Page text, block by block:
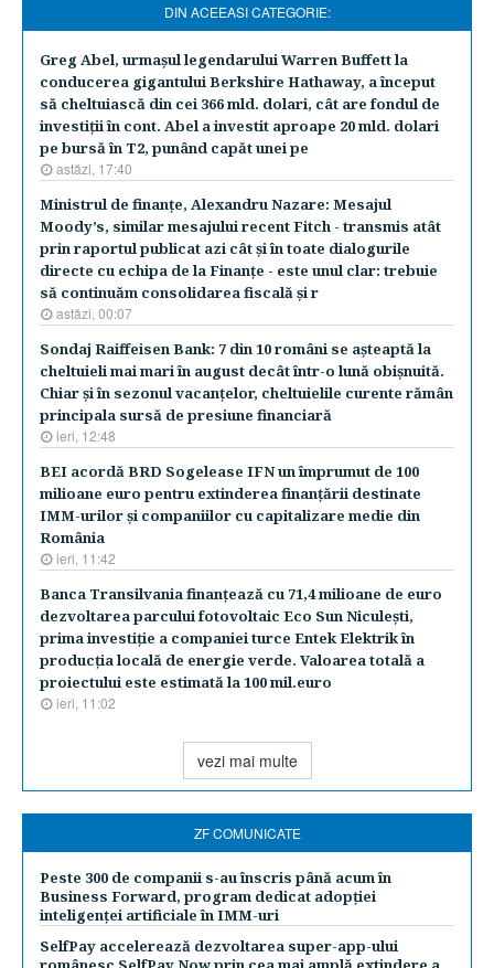
DIN ACEEASI CATEGORIE:
Greg Abel, urmaşul legendarului Warren Buffett la
conducerea gigantului Berkshire Hathaway, a început
să cheltuiască din cei 366 mld. dolari, cât are fondul de
investiţii în cont. Abel a investit aproape 20 mld. dolari
pe bursă în T2, punând capăt unei pe
astăzi, 17:40
Ministrul de finanţe, Alexandru Nazare: Mesajul
Moody’s, similar mesajului recent Fitch - transmis atât
prin raportul publicat azi cât şi în toate dialogurile
directe cu echipa de la Finanţe - este unul clar: trebuie
să continuăm consolidarea fiscală şi r
astăzi, 00:07
Sondaj Raiffeisen Bank: 7 din 10 români se aşteaptă la
cheltuieli mai mari în august decât într-o lună obişnuită.
Chiar şi în sezonul vacanţelor, cheltuielile curente rămân
principala sursă de presiune financiară
ieri, 12:48
BEI acordă BRD Sogelease IFN un împrumut de 100
milioane euro pentru extinderea finanţării destinate
IMM-urilor şi companiilor cu capitalizare medie din
România
ieri, 11:42
Banca Transilvania finanţează cu 71,4 milioane de euro
dezvoltarea parcului fotovoltaic Eco Sun Niculeşti,
prima investiţie a companiei turce Entek Elektrik în
producţia locală de energie verde. Valoarea totală a
proiectului este estimată la 100 mil.euro
ieri, 11:02
vezi mai multe
ZF COMUNICATE
Peste 300 de companii s-au înscris până acum în
Business Forward, program dedicat adopției
inteligenței artificiale în IMM-uri
SelfPay accelerează dezvoltarea super-app-ului